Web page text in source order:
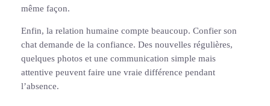
même façon.
Enfin, la relation humaine compte beaucoup. Confier son
chat demande de la confiance. Des nouvelles régulières,
quelques photos et une communication simple mais
attentive peuvent faire une vraie différence pendant
l’absence.